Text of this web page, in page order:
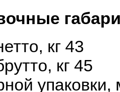
кг 43
кг 45